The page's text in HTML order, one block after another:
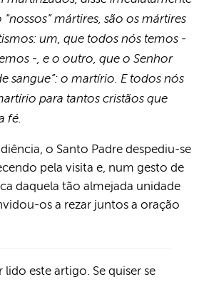
mártires, são os mártires
um, que todos nós temos -
-, e o outro, que o Senhor
sangue”: o martírio. E todos nós
para tantos cristãos que
fé.
o Santo Padre despediu-se
pela visita e, num gesto de
daquela tão almejada unidade
os a rezar juntos a oração
este artigo. Se quiser se